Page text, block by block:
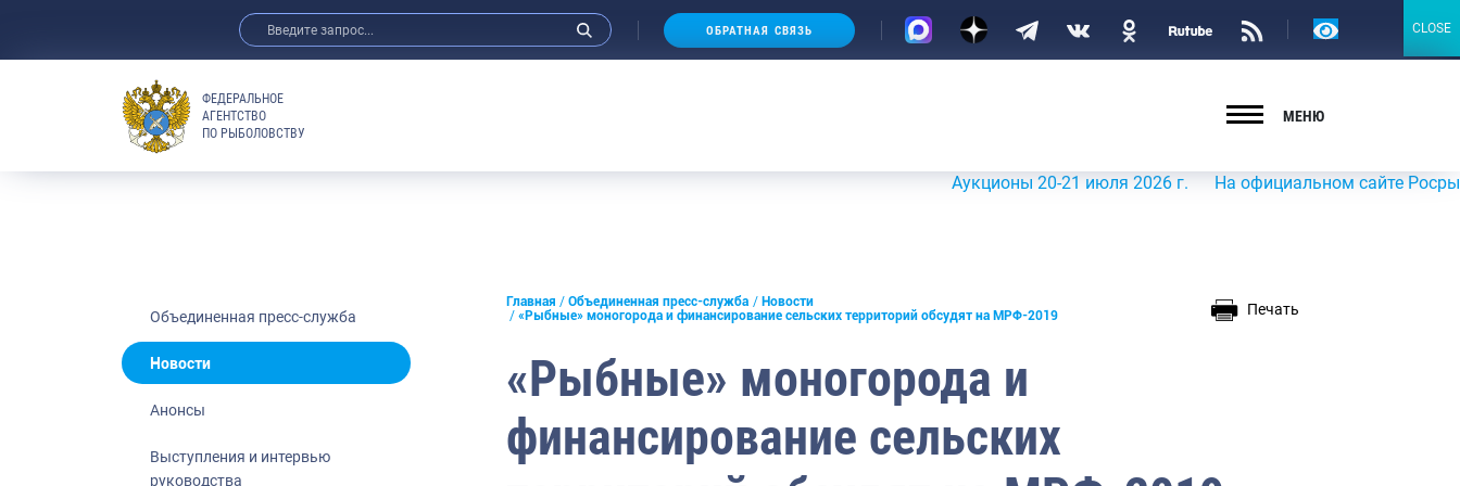
Анонсы
Отраслевые СМИ
Выставки и конференции
Научно-практическая литература
Рыбоохрана России
ОБРАТНАЯ СВЯЗЬ
Версия
ФЕДЕРАЛЬНОЕ
АГЕНТСТВО
ПО РЫБОЛОВСТВУ
МЕНЮ
Аукционы 20-21 июля 2026 г. На официальном сайте
Объединенная пресс-служба
Новости
Анонсы
Выступления и интервью
руководства
Главная Объединенная пресс-служба
Новости
«Рыбные» моногорода и финансирование сельских территорий обсудят на МРФ-2019
Печать
«Рыбные» моногорода и
финансирование сельских
CLOSE
CLOSE